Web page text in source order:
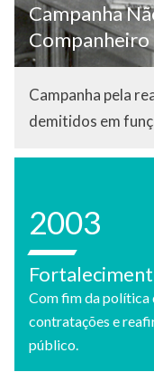
Campanha
Companheiro
Campanha pela
demitidos em
2003
Com fim da política
contratações e
público.